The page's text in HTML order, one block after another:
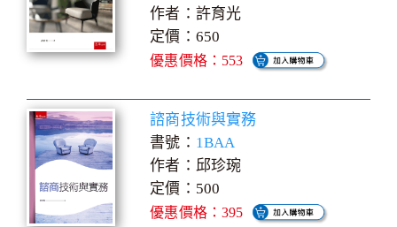
作者：許育光
定價：650
優惠價格：553
諮商技術與實務
書號： 1BAA
作者：邱珍琬
定價：500
優惠價格：395